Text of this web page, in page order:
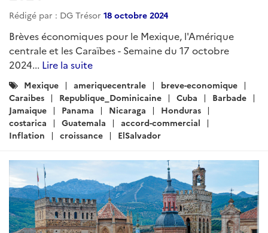
Rédigé par : DG Trésor 27 février 2025
Brèves économiques pour le Mexique, l'Amérique
centrale et les Caraïbes - Semaine du 27 février 2025...
Lire la suite
Catégories
Mexique costa-rica ElSalvador
Guatemala
Honduras
Nicaragua Panama Cuba
Barbade
Republique_Dominicaine
croissance
inflation
Trump
Deficit IDE
balance-commerciale
infrastructure